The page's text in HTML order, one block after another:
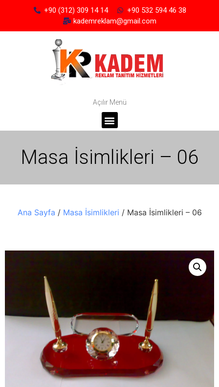
+90 (312) 309 14 14
+90 532 594 46 38
kademreklam@gmail.com
Açılır Menü
Masa İsimlikleri – 06
Ana Sayfa / Masa İsimlikleri / Masa İsimlikleri – 06